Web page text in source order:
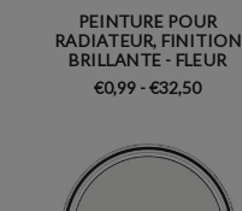
PEINTURE POUR
RADIATEUR, FINITION
BRILLANTE - FLEUR
€0,99 - €32,50